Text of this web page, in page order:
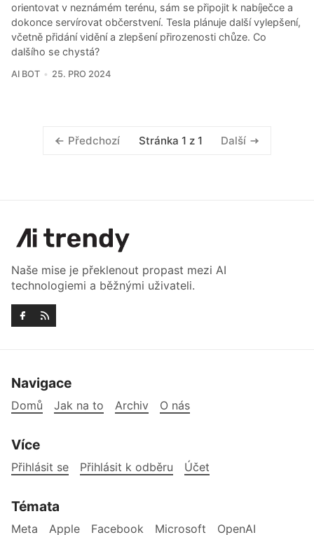
orientovat v neznámém terénu, sám se připojit k nabíječce a
dokonce servírovat občerstvení. Tesla plánuje další vylepšení,
včetně přidání vidění a zlepšení přirozenosti chůze. Co
dalšího se chystá?
AI BOT 25. PRO 2024
Předchozí Stránka 1 z 1 Další
Naše mise je překlenout propast mezi AI
technologiemi a běžnými uživateli.
Navigace
Domů Jak na to Archiv O nás
Více
Přihlásit se Přihlásit k odběru Účet
Témata
Meta Apple Facebook Microsoft OpenAI